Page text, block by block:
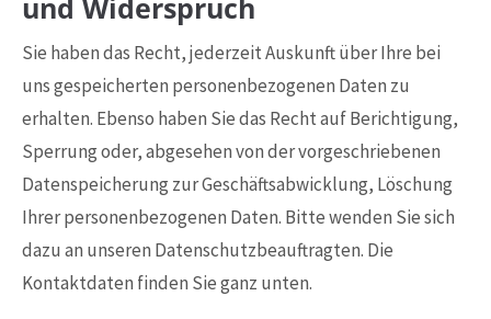
und Widerspruch
Sie haben das Recht, jederzeit Auskunft über Ihre bei
uns gespeicherten personenbezogenen Daten zu
erhalten. Ebenso haben Sie das Recht auf Berichtigung,
Sperrung oder, abgesehen von der vorgeschriebenen
Datenspeicherung zur Geschäftsabwicklung, Löschung
Ihrer personenbezogenen Daten. Bitte wenden Sie sich
dazu an unseren Datenschutzbeauftragten. Die
Kontaktdaten finden Sie ganz unten.